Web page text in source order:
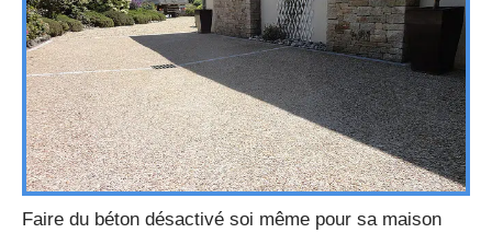
Faire du béton désactivé soi même pour sa maison